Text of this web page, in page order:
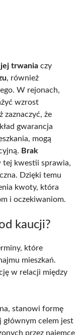
jej trwania czy
, również
W rejonach,
wzrost
że
gwarancja
mogą
Brak
tej kwestii sprawia,
Dzięki temu
kwoty, która
i oczekiwaniom.
kaucji?
które
mieszkań.
w relacji między
stanowi formę
głównym celem jest
przez najemcę